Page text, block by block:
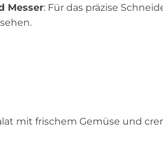
Messer: Für das präzise
mit frischem Gemüse und